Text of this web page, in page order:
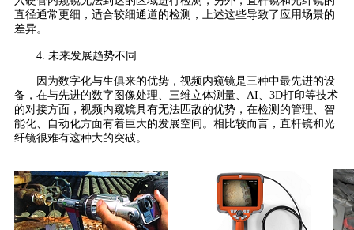
直径通常更细，适合较细通道的检测，上述这些导致了应用场景的
差异。
4. 未来发展趋势不同
因为数字化与生俱来的优势，视频内窥镜是三种中最先进的设
备，在与先进的数字图像处理、三维立体测量、AI、3D打印等技术
的对接方面，视频内窥镜具有无法匹敌的优势，在检测的管理、智
能化、自动化方面有着巨大的发展空间。相比较而言，直杆镜和光
纤镜很难有这种大的突破。